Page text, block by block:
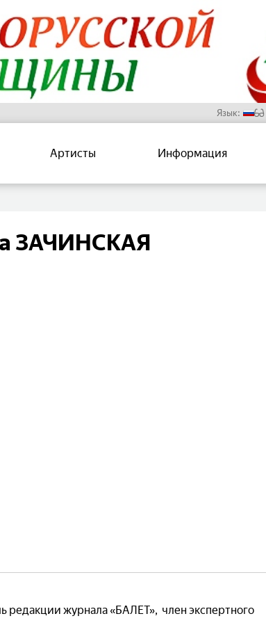
Язык:
Артисты Информация
ЗАЧИНСКАЯ
редакции журнала «БАЛЕТ», член экспертного